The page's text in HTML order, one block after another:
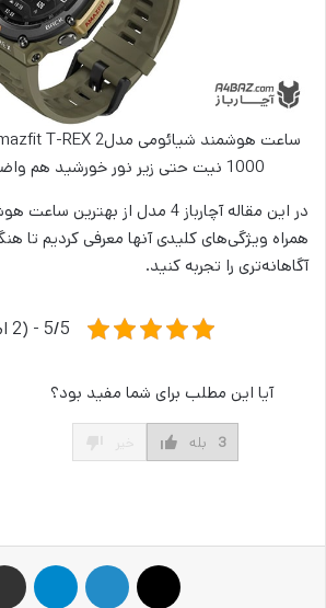
1000 نیت حتی زیر نور خورشید هم واضح دیده‌می‌شود.
در این مقاله آچارباز 4 مدل از
همراه ویژگی‌های کلیدی آنها معرفی کردیم تا
آگاهانه‌تری را تجربه کنید.
5/5 - (2 امتیاز)
آیا این مطلب برای شما مفید بود؟
بله 3
لینکدین تلگرام